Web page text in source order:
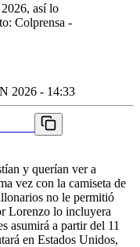
así lo
Colprensa -
2026 - 14:33
y querían ver a
vez con la camiseta de
no le permitió
Lorenzo lo incluyera
asumirá a partir del 11
en Estados Unidos,